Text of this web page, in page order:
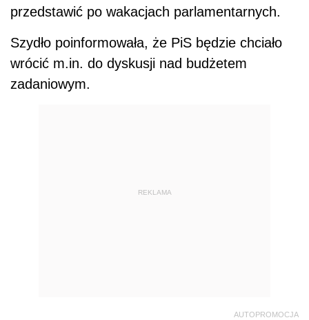
przedstawić po wakacjach parlamentarnych.
Szydło poinformowała, że PiS będzie chciało
wrócić m.in. do dyskusji nad budżetem
zadaniowym.
REKLAMA
AUTOPROMOCJA